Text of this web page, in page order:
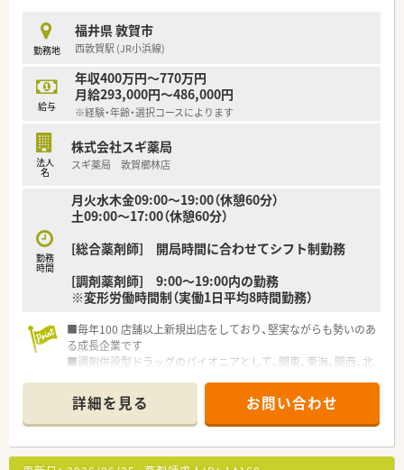
■充実した研修制度、人事制度、評価制度、キャリア支援制度等
があるのも特徴です
勤務地
福井県 敦賀市
西敦賀駅 (JR小浜線)
給与
年収400万円～770万円
月給293,000円～486,000円
※経験・年齢・選択コースによります
法人
名
株式会社スギ薬局
スギ薬局 敦賀櫛林店
勤務
時間
月火水木金09:00～19:00（休憩60分）
土09:00～17:00（休憩60分）
[総合薬剤師] 開局時間に合わせてシフト制勤務
[調剤薬剤師] 9:00～19:00内の勤務
※変形労働時間制（実働1日平均8時間勤務）
■毎年100 店舗以上新規出店をしており、堅実ながらも勢いのあ
る成長企業です
■調剤併設型ドラッグのパイオニアとして、関東、東海、関西、北
■研修制度は様々なプランがあり、集合研修だけでなく任意で受
講可能な研修も幅広く用意されています
■店舗で活躍する従業員、社外で活躍する従業員、将来経営幹部
となる従業員など、薬剤師として様々な活躍ができるフィールド
を用意されています
詳細を見る お問い合わせ